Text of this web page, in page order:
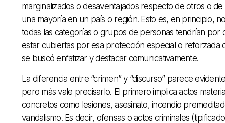
marginalizados o desaventajados respecto de otros o de
una mayoría en un país o región. Esto es, en principio,
todas las categorías o grupos de personas tendrían por
estar cubiertas por esa protección especial o reforzada
se buscó enfatizar y destacar comunicativamente.
La diferencia entre “crimen” y “discurso” parece
pero más vale precisarlo. El primero implica actos
concretos como lesiones, asesinato, incendio
vandalismo. Es decir, ofensas o actos criminales